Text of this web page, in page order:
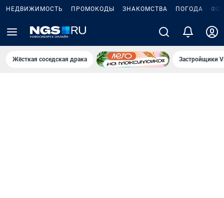
НЕДВИЖИМОСТЬ ПРОМОКОДЫ ЗНАКОМСТВА ПОГОДА
Жёсткая соседская драка Застройщики